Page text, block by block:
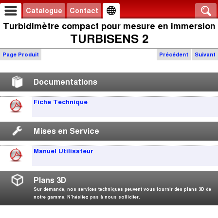
Catalogue Contact
Turbidimètre compact pour mesure en immersion
TURBISENS 2
Précédent Suivant
Page Produit
Documentations
Fiche Technique
Mises en Service
Manuel Utilisateur
Plans 3D
Sur demande, nos services techniques peuvent vous fournir des plans 3D de
notre gamme. N’hésitez pas à nous solliciter.